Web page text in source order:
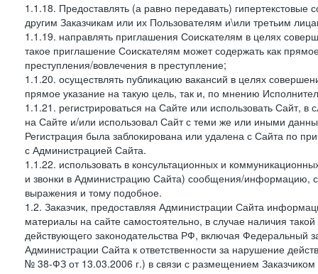
1.1.18. Предоставлять (а равно передавать)
другим Заказчикам или их Пользователям и\или третьим
1.1.19. направлять приглашения Соискателям в целях
такое приглашение Соискателям может содержать как
преступления/вовлечения в преступление;
1.1.20. осуществлять публикацию вакансий в целях
прямое указание на такую цель, так и, по мнению
1.1.21. регистрироваться на Сайте или использовать Сайт,
на Сайте и/или использовал Сайт с теми же или иными
Регистрация была заблокирована или удалена с Сайта по
с Администрацией Сайта.
1.1.22. использовать в консультационных и
и звонки в Администрацию Сайта) сообщения/информацию,
выражения и тому подобное.
1.2. Заказчик, предоставляя Администрации Сайта
материалы на сайте самостоятельно, в случае наличия
действующего законодательства РФ, включая
Администрации Сайта к ответственности за нарушение
№ 38-ФЗ от 13.03.2006 г.) в связи с размещением